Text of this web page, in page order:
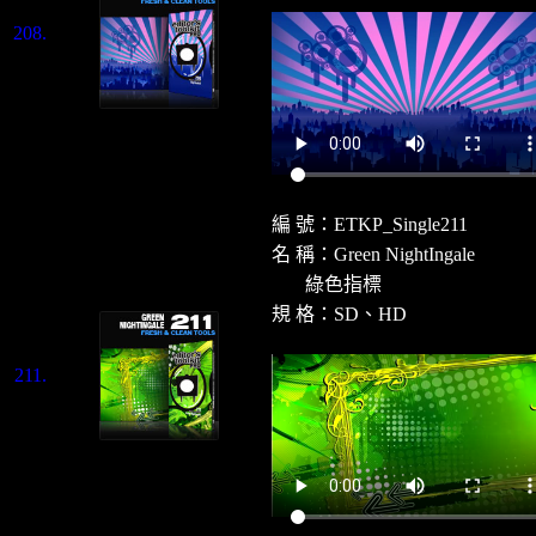
208.
211.
編 號：ETKP_Single211
名 稱：Green NightIngale
綠色指標
規 格：SD、HD